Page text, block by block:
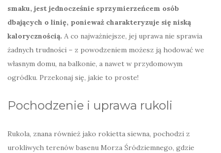
smaku, jest jednocześnie sprzymierzeńcem osób
dbających o linię, ponieważ charakteryzuje się niską
kalorycznością. A co najważniejsze, jej uprawa nie sprawia
żadnych trudności – z powodzeniem możesz ją hodować we
własnym domu, na balkonie, a nawet w przydomowym
ogródku. Przekonaj się, jakie to proste!
Pochodzenie i uprawa rukoli
Rukola, znana również jako rokietta siewna, pochodzi z
urokliwych terenów basenu Morza Śródziemnego, gdzie